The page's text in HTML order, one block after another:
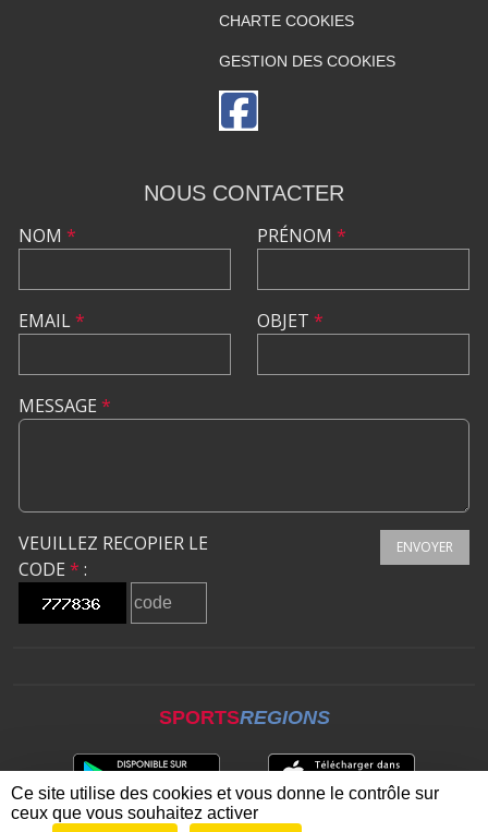
CHARTE COOKIES
GESTION DES COOKIES
NOUS CONTACTER
NOM *
EMAIL*
PRÉNOM *
OBJET *
MESSAGE *
VEUILLEZ RECOPIER LE
CODE * :
ENVOYER
SPORTSREGIONS
Ce site utilise des cookies et vous donne le contrôle sur
ceux que vous souhaitez activer